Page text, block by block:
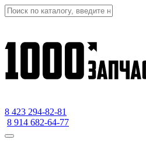
8 423 294-82-81
8 914 682-64-77